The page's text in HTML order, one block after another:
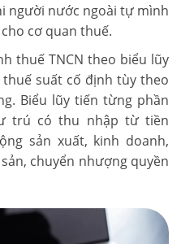
người nước ngoài tự mình
cơ quan thuế.
thuế TNCN theo biểu lũy
suất cố định tùy theo
Biểu lũy tiến từng phần
trú có thu nhập từ tiền
sản xuất, kinh doanh,
chuyển nhượng quyền